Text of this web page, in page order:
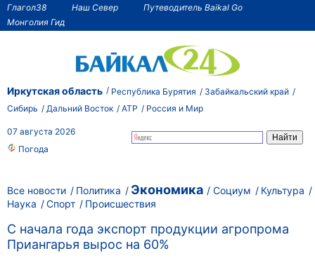
Глагол38 Наш Север
Путеводитель Baikal Go
Монголия Гид
Иркутская область Республика Бурятия
Забайкальский край
Сибирь
Дальний Восток АТР Россия и Мир
07 августа 2026
Погода
Все новости Политика Экономика Социум
Культура
Наука
Спорт Происшествия
С начала года экспорт продукции агропрома
Приангарья вырос на 60%